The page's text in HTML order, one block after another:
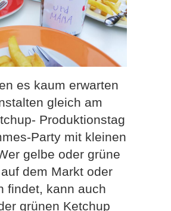
es kaum erwarten
gleich am
Produktionstag
Party mit kleinen
gelbe oder grüne
dem Markt oder
findet, kann auch
grünen Ketchup